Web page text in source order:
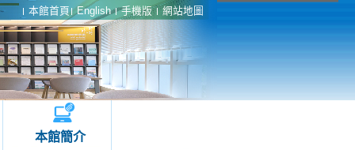
本館首頁 English 手機版 網站地圖
本館簡介